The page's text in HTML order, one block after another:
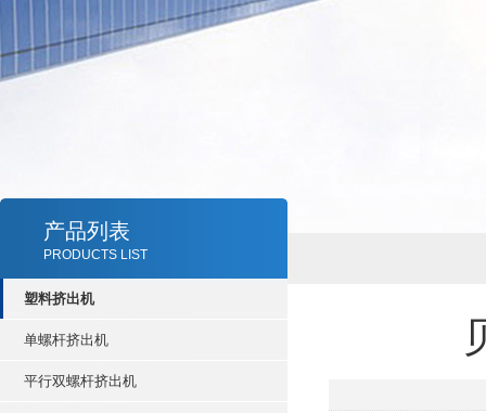
产品列表
PRODUCTS LIST
塑料挤出机
单螺杆挤出机
平行双螺杆挤出机